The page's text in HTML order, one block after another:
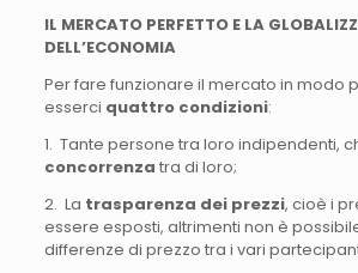
IL MERCATO PERFETTO E LA
DELL’ECONOMIA
Per fare funzionare il mercato in modo
esserci quattro condizioni:
1. Tante persone tra loro indipendenti,
concorrenza tra di loro;
2. La trasparenza dei prezzi, cioè i
essere esposti, altrimenti non è
differenze di prezzo tra i vari